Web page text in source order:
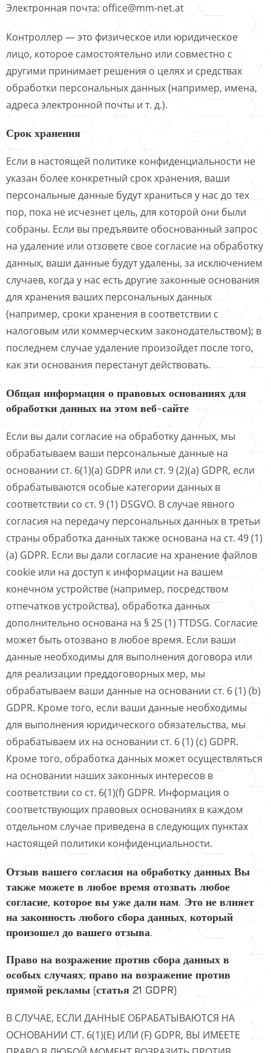
Электронная почта: office@mm-net.at
Контроллер — это физическое или юридическое
лицо, которое самостоятельно или совместно с
другими принимает решения о целях и средствах
обработки персональных данных (например, имена,
адреса электронной почты и т. д.).
Срок хранения
Если в настоящей политике конфиденциальности не
указан более конкретный срок хранения, ваши
персональные данные будут храниться у нас до тех
пор, пока не исчезнет цель, для которой они были
собраны. Если вы предъявите обоснованный запрос
на удаление или отзовете свое согласие на обработку
данных, ваши данные будут удалены, за исключением
случаев, когда у нас есть другие законные основания
для хранения ваших персональных данных
(например, сроки хранения в соответствии с
налоговым или коммерческим законодательством); в
последнем случае удаление произойдет после того,
как эти основания перестанут действовать.
Общая информация о правовых основаниях для
обработки данных на этом веб-сайте
Если вы дали согласие на обработку данных, мы
обрабатываем ваши персональные данные на
основании ст. 6(1)(a) GDPR или ст. 9 (2)(a) GDPR, если
обрабатываются особые категории данных в
соответствии со ст. 9 (1) DSGVO. В случае явного
согласия на передачу персональных данных в третьи
страны обработка данных также основана на ст. 49 (1)
(a) GDPR. Если вы дали согласие на хранение файлов
cookie или на доступ к информации на вашем
конечном устройстве (например, посредством
отпечатков устройства), обработка данных
дополнительно основана на § 25 (1) TTDSG. Согласие
может быть отозвано в любое время. Если ваши
данные необходимы для выполнения договора или
для реализации преддоговорных мер, мы
обрабатываем ваши данные на основании ст. 6 (1) (b)
GDPR. Кроме того, если ваши данные необходимы
для выполнения юридического обязательства, мы
обрабатываем их на основании ст. 6 (1) (c) GDPR.
Кроме того, обработка данных может осуществляться
на основании наших законных интересов в
соответствии со ст. 6(1)(f) GDPR. Информация о
соответствующих правовых основаниях в каждом
отдельном случае приведена в следующих пунктах
настоящей политики конфиденциальности.
Отзыв вашего согласия на обработку данных Вы
также можете в любое время отозвать любое
согласие, которое вы уже дали нам. Это не влияет
на законность любого сбора данных, который
произошел до вашего отзыва.
Право на возражение против сбора данных в
особых случаях; право на возражение против
прямой рекламы (статья 21 GDPR)
В СЛУЧАЕ, ЕСЛИ ДАННЫЕ ОБРАБАТЫВАЮТСЯ НА
ОСНОВАНИИ СТ. 6(1)(E) ИЛИ (F) GDPR, ВЫ ИМЕЕТЕ